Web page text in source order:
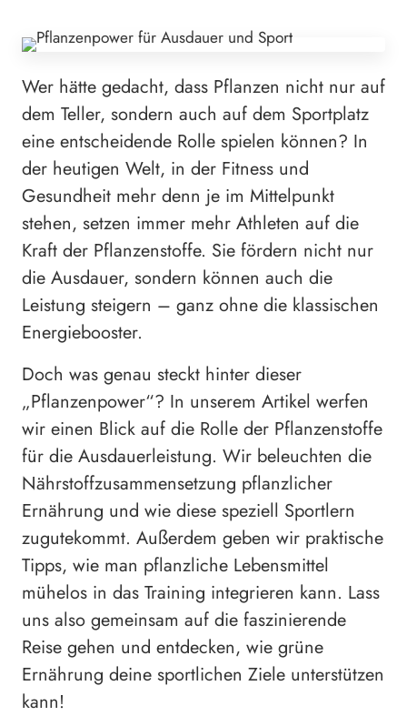
Wer hätte gedacht, dass Pflanzen nicht nur auf
dem Teller, sondern auch auf dem Sportplatz
eine entscheidende Rolle spielen können? In
der heutigen Welt, in der Fitness und
Gesundheit mehr denn je im Mittelpunkt
stehen, setzen immer mehr Athleten auf die
Kraft der Pflanzenstoffe. Sie fördern nicht nur
die Ausdauer, sondern können auch die
Leistung steigern – ganz ohne die klassischen
Energiebooster.
Doch was genau steckt hinter dieser
„Pflanzenpower“? In unserem Artikel werfen
wir einen Blick auf die Rolle der Pflanzenstoffe
für die Ausdauerleistung. Wir beleuchten die
Nährstoffzusammensetzung pflanzlicher
Ernährung und wie diese speziell Sportlern
zugutekommt. Außerdem geben wir praktische
Tipps, wie man pflanzliche Lebensmittel
mühelos in das Training integrieren kann. Lass
uns also gemeinsam auf die faszinierende
Reise gehen und entdecken, wie grüne
Ernährung deine sportlichen Ziele unterstützen
kann!